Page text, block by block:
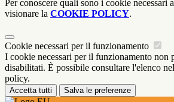
Per conoscere quali sono i cookie necessari
visionare la COOKIE POLICY.
Cookie necessari per il funzionamento
I cookie necessari per il funzionamento non
disabilitati. È possibile consultare l'elenco
policy.
Accetta tutti Salva le preferenze